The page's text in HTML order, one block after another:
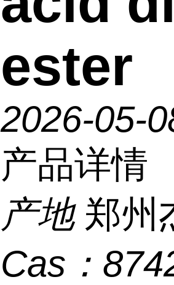
ester
2026-05-
产品详情
产地 郑州
Cas：